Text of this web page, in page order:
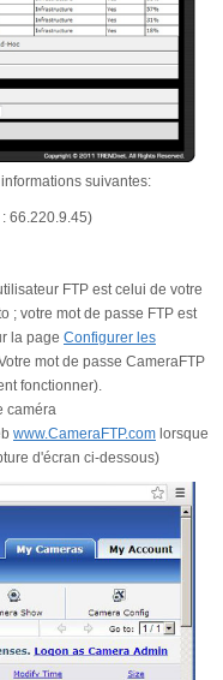
suivantes:
66.220.9.45)
FTP est celui de votre
; votre mot de passe FTP est
la page Configurer les
mot de passe CameraFTP
fonctionner).
caméra
www.CameraFTP.com lorsque
d'écran ci-dessous)